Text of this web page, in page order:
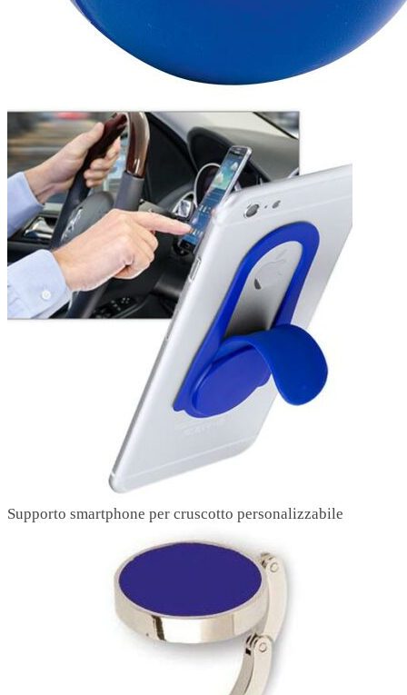
Supporto smartphone per cruscotto personalizzabile